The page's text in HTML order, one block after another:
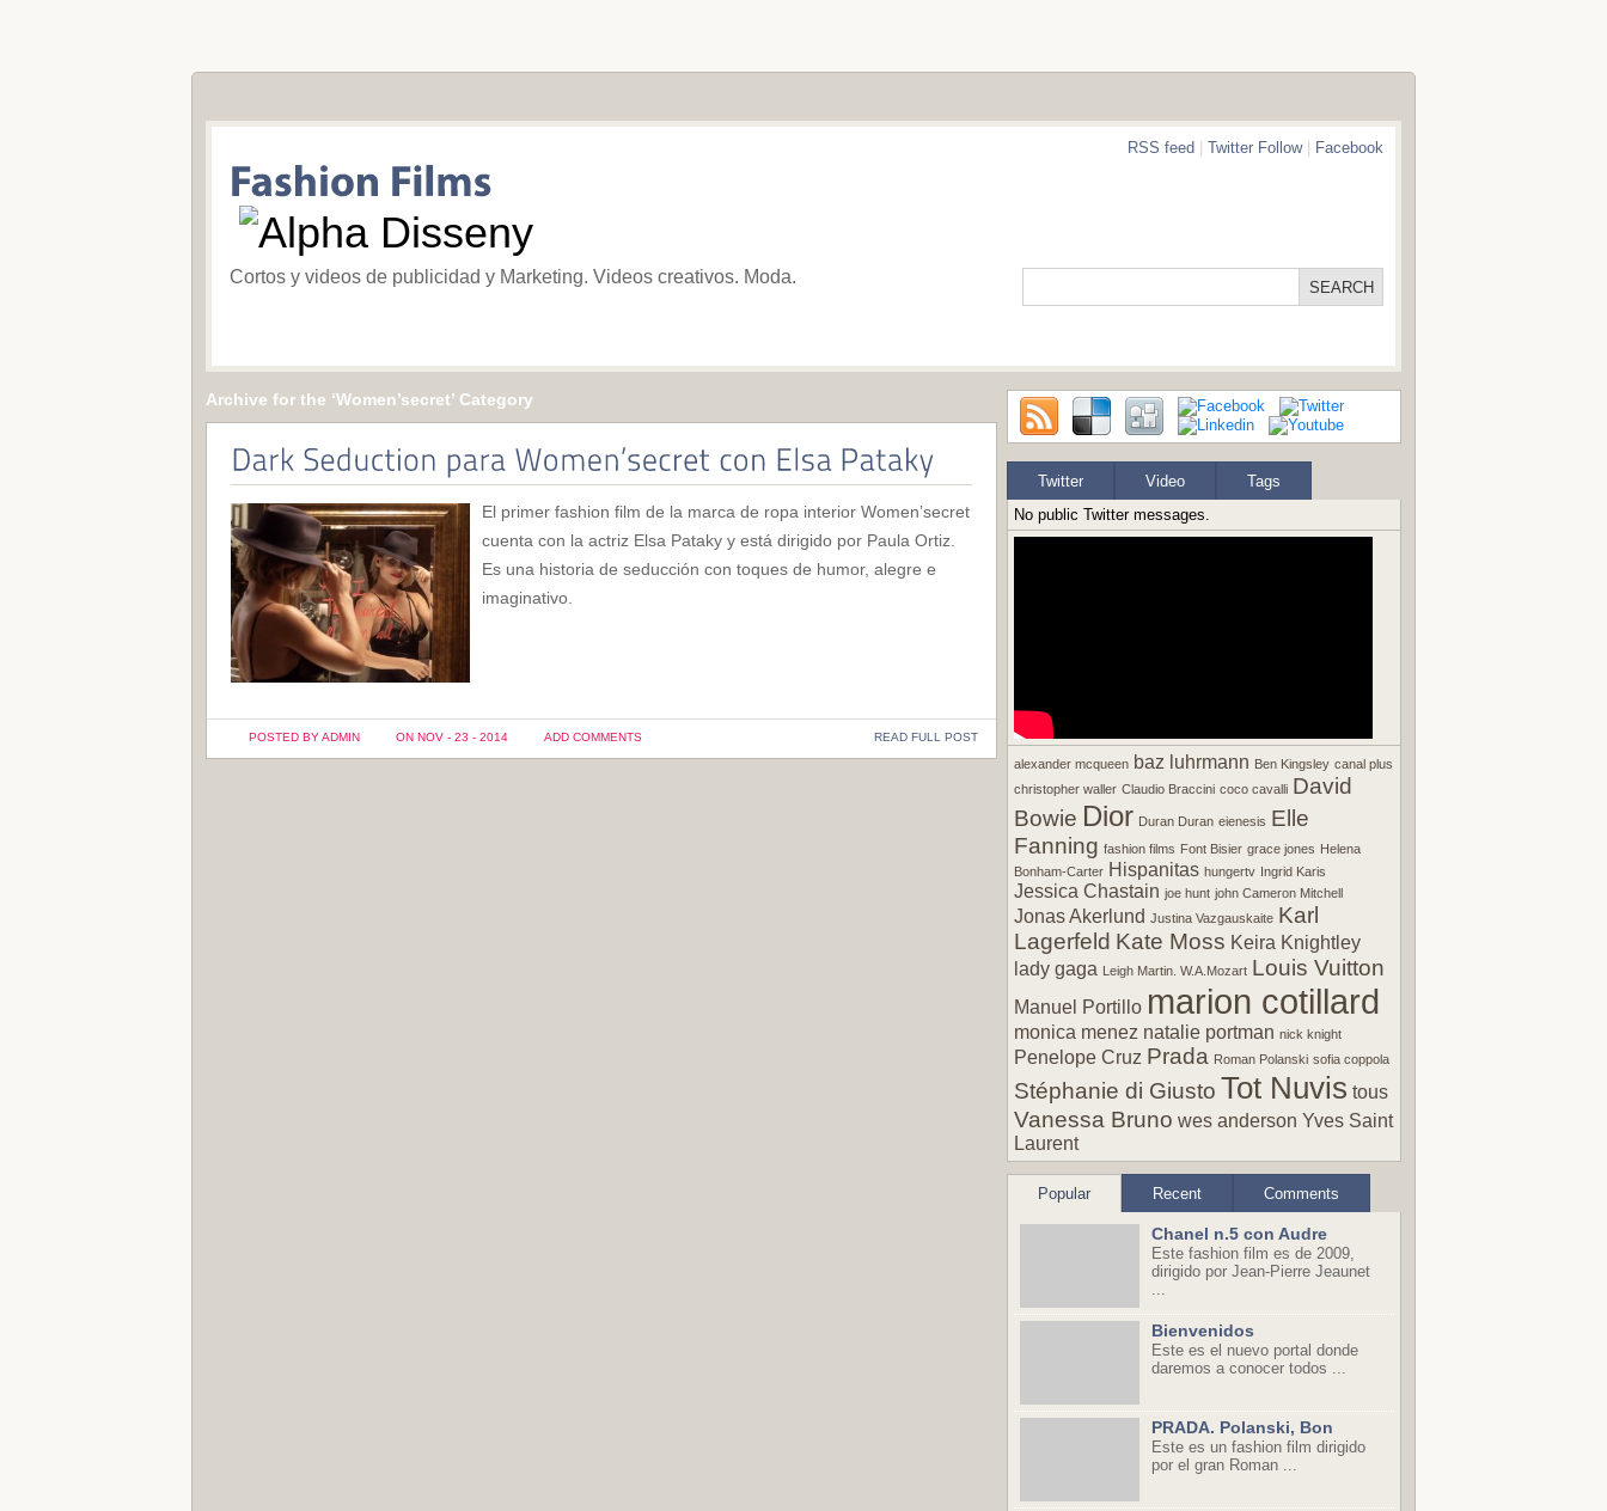
Cortos y videos de publicidad y Marketing. Videos creativos. Moda.
RSS feed Twitter Follow| Facebook
Archive for the ‘Women’secret’ Category
El primer fashion film de la marca de ropa interior Women’secret
cuenta con la actriz Elsa Pataky y está dirigido por Paula Ortiz.
Es una historia de seducción con toques de humor, alegre e
imaginativo.
POSTED BY ADMIN ON NOV - 23 - 2014 ADD COMMENTS READ FULL POST
Twitter Video
Tags
No public Twitter messages.
alexander mcqueen baz luhrmann Ben Kingsley canal plus
christopher waller Claudio Braccini coco cavalli David
Bowie Dior Duran Duran eienesis Elle
Fanning fashion films Font Bisier grace jones Helena
Bonham-Carter Hispanitas hungertv Ingrid Karis
Jessica Chastain joe hunt john Cameron Mitchell
Jonas Akerlund Justina Vazgauskaite Karl
Lagerfeld Kate Moss Keira Knightley
lady gaga Leigh Martin. W.A.Mozart Louis Vuitton
Manuel Portillo marion cotillard
monica menez natalie portman nick knight
Penelope Cruz Prada Roman Polanski sofia coppola
Stéphanie di Giusto Tot Nuvis tous
Vanessa Bruno wes anderson Yves Saint
Laurent
Popular Recent Comments
Chanel n.5 con Audre
Este fashion film es de 2009,
dirigido por Jean-Pierre Jeaunet
...
Bienvenidos
Este es el nuevo portal donde
daremos a conocer todos ...
PRADA. Polanski, Bon
Este es un fashion film dirigido
por el gran Roman ...